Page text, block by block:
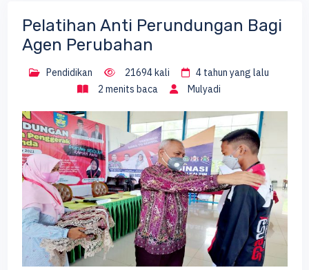
Pelatihan Anti Perundungan Bagi
Agen Perubahan
Pendidikan 21694 kali
4 tahun yang lalu
2 menits baca
Mulyadi